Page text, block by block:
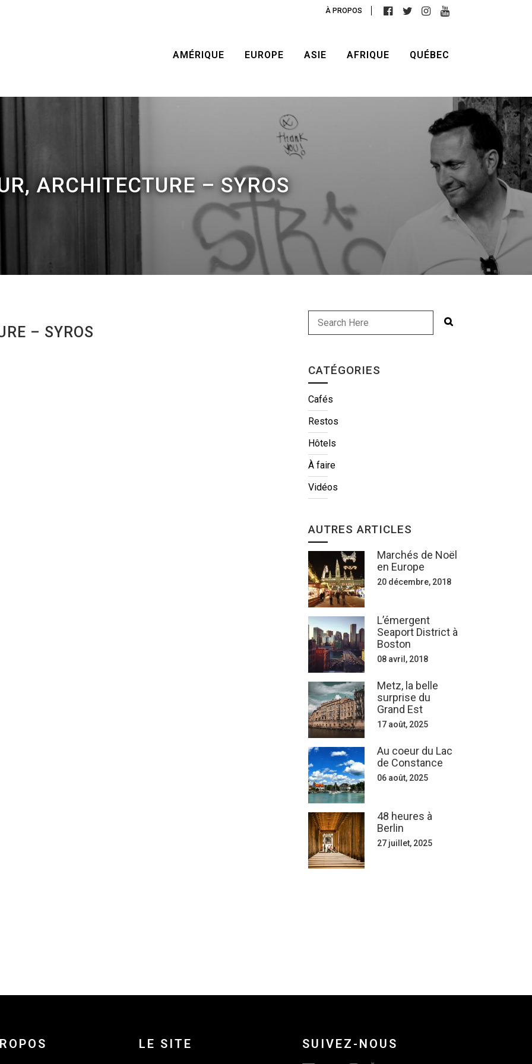
À PROPOS
AMÉRIQUE EUROPE ASIE AFRIQUE QUÉBEC
ARCHITECTURE – SYROS
– SYROS
CATÉGORIES
Cafés
Restos
Hôtels
À faire
Vidéos
AUTRES ARTICLES
Marchés de Noël
en Europe
20 décembre, 2018
L’émergent
Seaport District à
Boston
08 avril, 2018
Metz, la belle
surprise du
Grand Est
17 août, 2025
Au coeur du Lac
de Constance
06 août, 2025
48 heures à
Berlin
27 juillet, 2025
LE SITE SUIVEZ-NOUS